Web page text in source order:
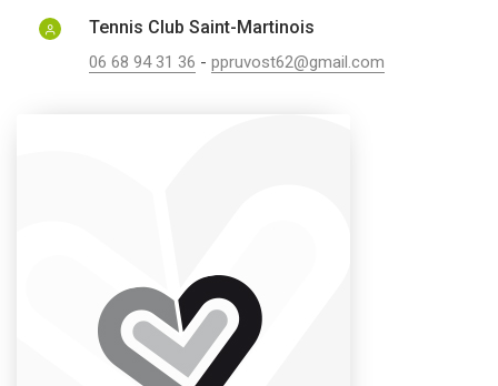
Tennis Club Saint-Martinois
06 68 94 31 36 - ppruvost62@gmail.com